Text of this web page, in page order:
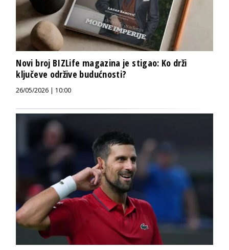
Novi broj BIZLife magazina je stigao: Ko drži
ključeve održive budućnosti?
26/05/2026 | 10:00